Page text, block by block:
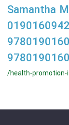
Samantha
/health-promotion-